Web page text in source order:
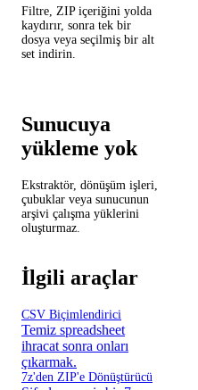
Filtre, ZIP içeriğini yolda
kaydırır, sonra tek bir
dosya veya seçilmiş bir alt
set indirin.
Sunucuya
yükleme yok
Ekstraktör, dönüşüm işleri,
çubuklar veya sunucunun
arşivi çalışma yüklerini
oluşturmaz.
İlgili araçlar
CSV Biçimlendirici
Temiz spreadsheet
ihracat sonra onları
çıkarmak.
7z'den ZIP'e Dönüştürücü